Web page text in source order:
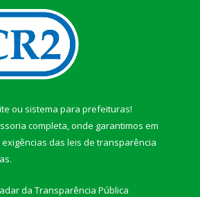
ou sistema para prefeituras!
completa, onde garantimos em
das leis de transparência
da Transparência Pública